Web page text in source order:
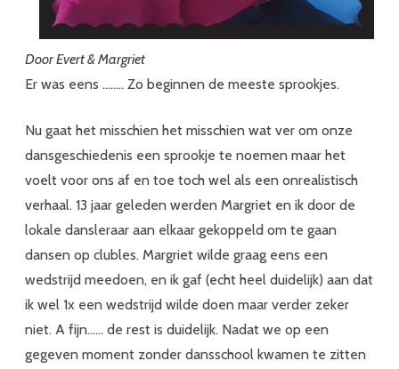
Door Evert & Margriet
Er was eens …….. Zo beginnen de meeste sprookjes.
Nu gaat het misschien het misschien wat ver om onze
dansgeschiedenis een sprookje te noemen maar het
voelt voor ons af en toe toch wel als een onrealistisch
verhaal. 13 jaar geleden werden Margriet en ik door de
lokale dansleraar aan elkaar gekoppeld om te gaan
dansen op clubles. Margriet wilde graag eens een
wedstrijd meedoen, en ik gaf (echt heel duidelijk) aan dat
ik wel 1x een wedstrijd wilde doen maar verder zeker
niet. A fijn…… de rest is duidelijk. Nadat we op een
gegeven moment zonder dansschool kwamen te zitten